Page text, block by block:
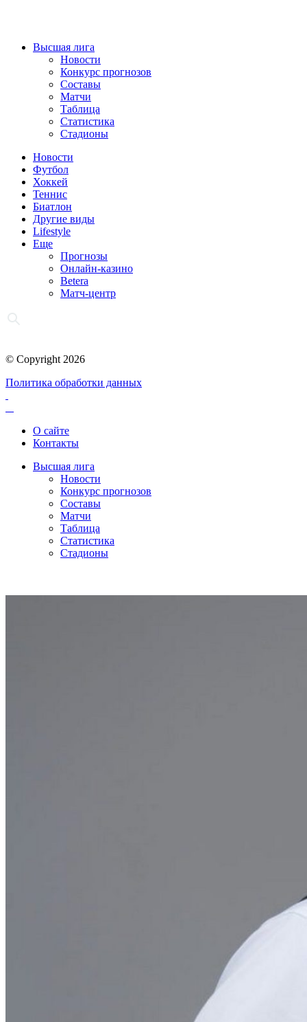
Высшая лига
Новости
Конкурс прогнозов
Составы
Матчи
Таблица
Статистика
Стадионы
Новости
Футбол
Хоккей
Теннис
Биатлон
Другие виды
Lifestyle
Еще
Прогнозы
Онлайн-казино
Betera
Матч-центр
© Copyright 2026
Политика обработки данных
О сайте
Контакты
Высшая лига
Новости
Конкурс прогнозов
Составы
Матчи
Таблица
Статистика
Стадионы